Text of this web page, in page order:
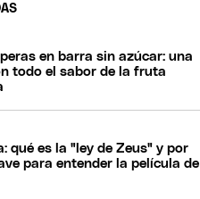
peras en barra sin azúcar: una
todo el sabor de la fruta
qué es la "ley de Zeus" y por
para entender la película de